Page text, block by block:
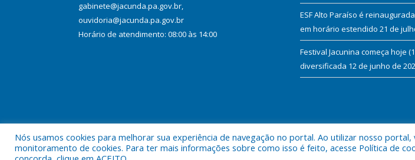
gabinete@jacunda.pa.gov.br,
ouvidoria@jacunda.pa.gov.br
Horário de atendimento: 08:00 às 14:00
ESF Alto Paraíso é
em horário estendido 21 de
Festival Jacunina começa hoje
diversificada 12 de junho de
Todos os direitos reservados a Prefeitura Municipal de Jacundá.
Nós usamos cookies para melhorar sua experiência de navegação no portal. Ao utilizar nosso
monitoramento de cookies. Para ter mais informações sobre como isso é feito, acesse Política de